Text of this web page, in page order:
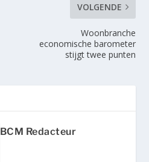
VOLGENDE
Woonbranche
economische barometer
stijgt twee punten
BCM Redacteur